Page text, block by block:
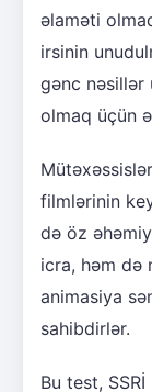
əlaməti
irsinin
gənc nəsillər
olmaq üçün
filmlərinin
də öz
icra, həm də
animasiya
sahibdirlər.
Bu test,